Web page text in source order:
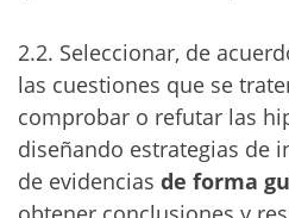
2.2. Seleccionar, de
las cuestiones que se
comprobar o refutar las
diseñando estrategias de
de evidencias de forma